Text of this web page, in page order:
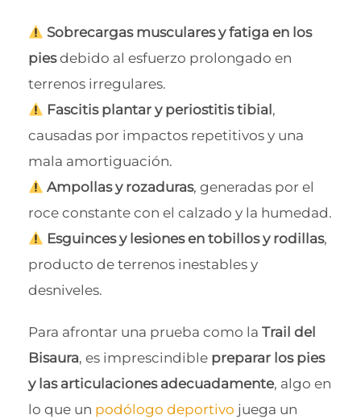
Sobrecargas musculares y fatiga en los
piesdebido al esfuerzo prolongado en
terrenos irregulares.
Fascitis plantar y periostitis tibial ,
causadas por impactos repetitivos y una
mala amortiguación.
Ampollas y rozaduras, generadas por el
roce constante con el calzado y la humedad.
Esguinces y lesiones en tobillos y rodillas,
producto de terrenos inestables y
desniveles.
Para afrontar una prueba como la Trail del
Bisaura, es imprescindible preparar los pies
y las articulaciones adecuadamente, algo en
lo que un podólogo deportivo juega un